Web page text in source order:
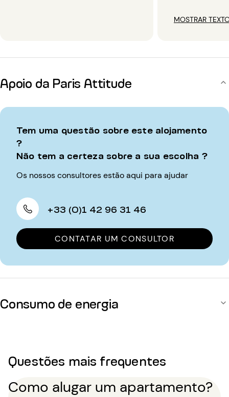
MOSTRAR
Apoio da Paris Attitude
Tem uma questão sobre este alojamento
?
Não tem a certeza sobre a sua escolha ?
Os nossos consultores estão aqui para ajudar
+33 (0)1 42 96 31 46
CONTATAR UM CONSULTOR
Consumo de energia
Questões mais frequentes
Como alugar um apartamento?